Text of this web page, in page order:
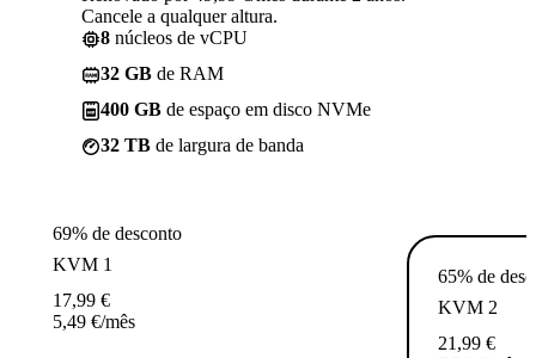
Cancele a qualquer altura.
8 núcleos de vCPU
32 GB de RAM
400 GB de espaço em disco NVMe
32 TB de largura de banda
69% de desconto
KVM 1
17,99 €
5,49 €/mês
65% de
KVM 2
21,99 €